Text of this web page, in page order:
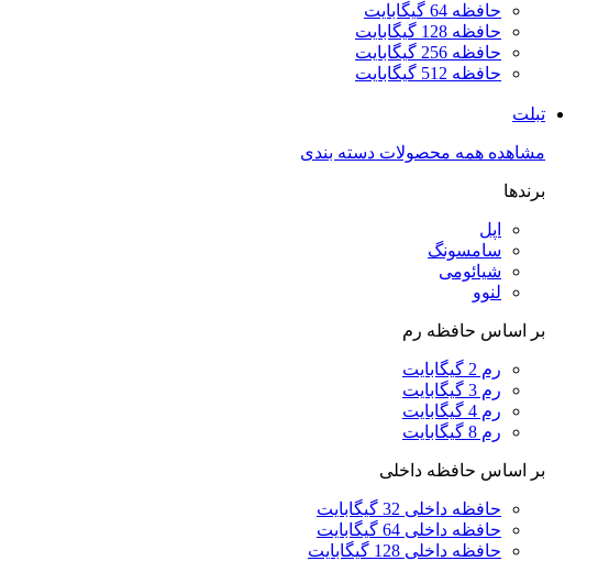
حافظه 64 گیگابایت
حافظه 128 گیگابایت
حافظه 256 گیگابایت
حافظه 512 گیگابایت
تبلت
مشاهده همه محصولات دسته بندی
برندها
اپل
سامسونگ
شیائومی
لنوو
بر اساس حافظه رم
رم 2 گیگابایت
رم 3 گیگابایت
رم 4 گیگابایت
رم 8 گیگابایت
بر اساس حافظه داخلی
حافظه داخلی 32 گیگابایت
حافظه داخلی 64 گیگابایت
حافظه داخلی 128 گیگابایت